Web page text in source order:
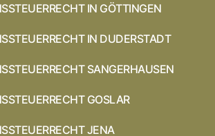
IN GÖTTINGEN
IN DUDERSTADT
SANGERHAUSEN
GOSLAR
JENA